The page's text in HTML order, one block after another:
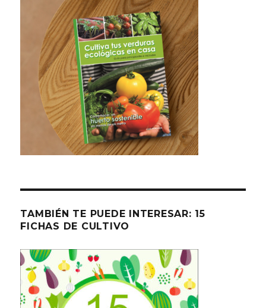
TAMBIÉN TE PUEDE INTERESAR: 15
FICHAS DE CULTIVO